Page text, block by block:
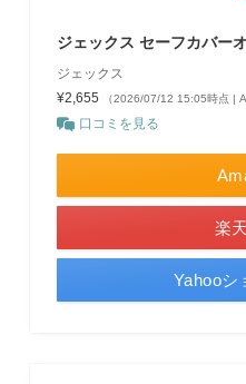
ジェックス セーフカバー
ジェックス
¥2,655
（2026/07/12 15:05時点 |
口コミを見る
楽
Yahooシ